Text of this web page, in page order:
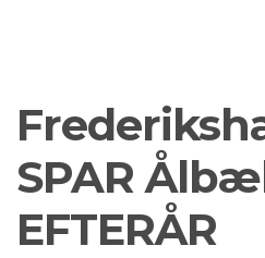
SPAR
EFTERÅR